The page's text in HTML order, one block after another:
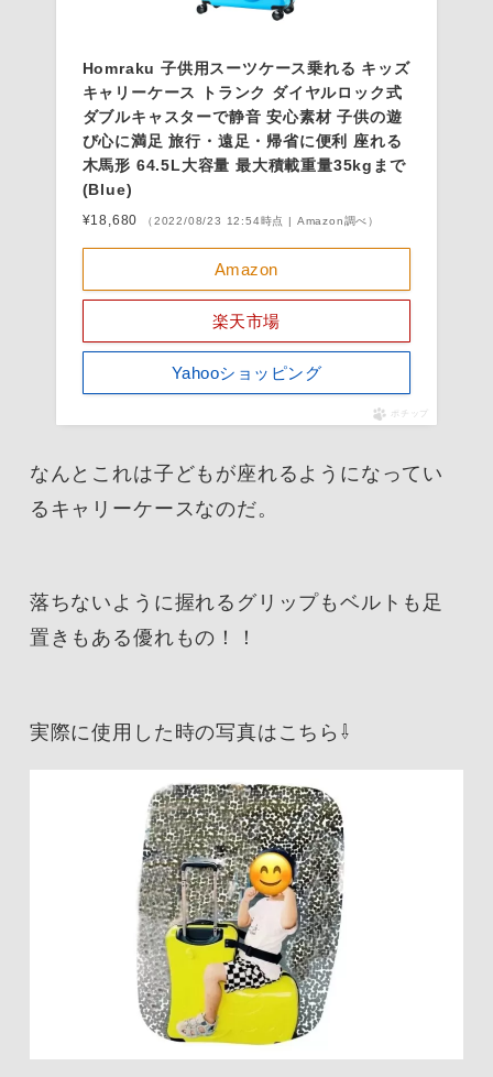
Homraku 子供用スーツケース乗れる キッズ
キャリーケース トランク ダイヤルロック式
ダブルキャスターで静音 安心素材 子供の遊
び心に満足 旅行・遠足・帰省に便利 座れる
木馬形 64.5L大容量 最大積載重量35kgまで
(Blue)
¥18,680 （2022/08/23 12:54時点 | Amazon調べ）
Amazon
楽天市場
Yahooショッピング
ポチップ
なんとこれは子どもが座れるようになってい
るキャリーケースなのだ。
落ちないように握れるグリップもベルトも足
置きもある優れもの！！
実際に使用した時の写真はこちら⇩